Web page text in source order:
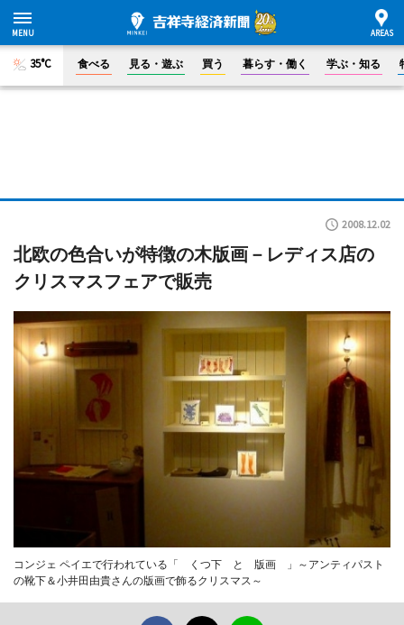
35°C 食べる 見る・遊ぶ 買う 暮らす・働く 学ぶ・知る
2008.12.02
北欧の色合いが特徴の木版画－レディス店の
クリスマスフェアで販売
コンジェ ペイエで行われている「 くつ下 と 版画 」～アンティパスト
の靴下＆小井田由貴さんの版画で飾るクリスマス～